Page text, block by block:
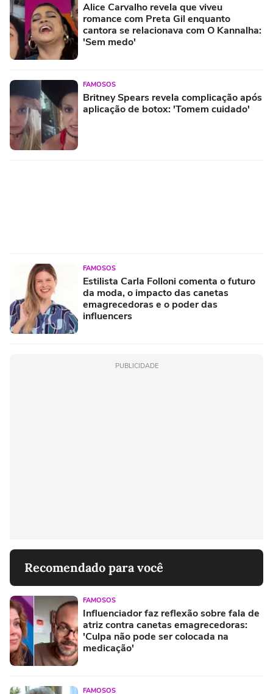
Alice Carvalho revela que viveu
romance com Preta Gil enquanto
cantora se relacionava com O Kannalha:
'Sem medo'
FAMOSOS
Britney Spears revela complicação após
aplicação de botox: 'Tomem cuidado'
FAMOSOS
Estilista Carla Folloni comenta o futuro
da moda, o impacto das canetas
emagrecedoras e o poder das
influencers
PUBLICIDADE
Recomendado para você
FAMOSOS
Influenciador faz reflexão sobre fala de
atriz contra canetas emagrecedoras:
'Culpa não pode ser colocada na
medicação'
FAMOSOS